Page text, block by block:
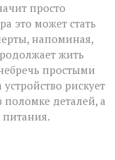
скажет
спасибо:
хранения
гаджета
просто
это может стать
напоминая,
жить
простыми
рискует
поломке деталей, а
питания.